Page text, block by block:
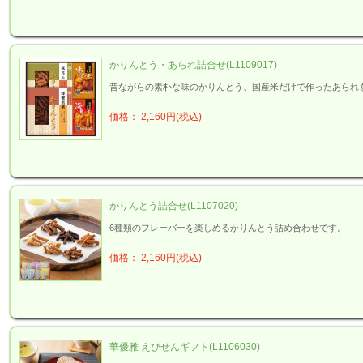
かりんとう・あられ詰合せ(L1109017)
昔ながらの素朴な味のかりんとう、国産米だけで作ったあられ
価格： 2,160円(税込)
かりんとう詰合せ(L1107020)
6種類のフレーバーを楽しめるかりんとう詰め合わせです。
価格： 2,160円(税込)
華優雅 えびせんギフト(L1106030)